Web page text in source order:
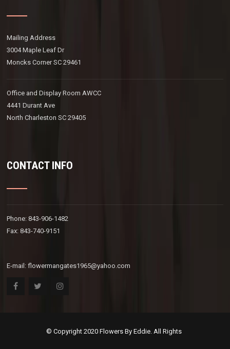
Mailing Address
3004 Maple Leaf Dr
Moncks Corner SC 29461
Office and Display Room AWCC
4441 Durant Ave
North Charleston SC 29405
CONTACT INFO
Phone: 843-906-1482
Fax: 843-740-9151
E-mail:flowermangates1965@yahoo.com
© Copyright 2020 Flowers By Eddie. All Rights